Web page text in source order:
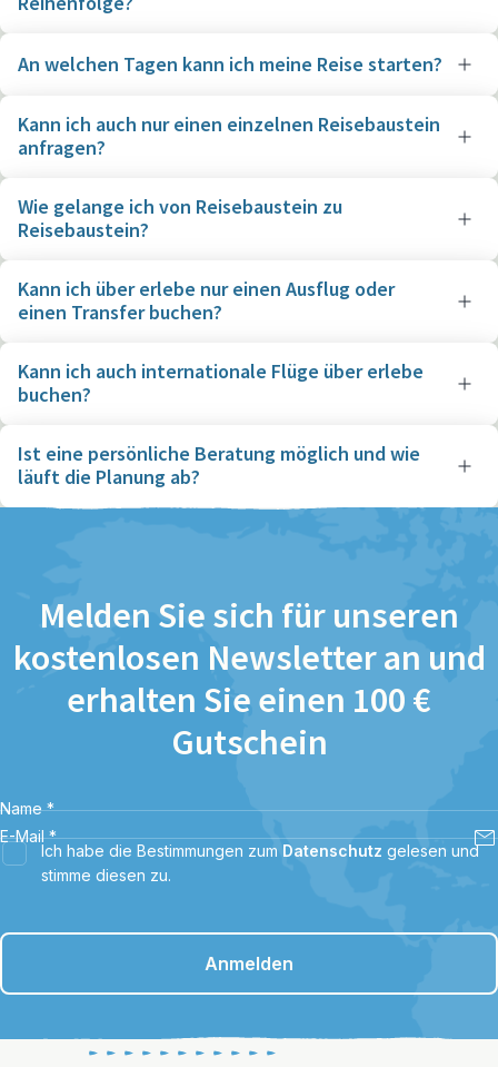
An welchen Tagen kann ich meine Reise starten?
Kann ich auch nur einen einzelnen Reisebaustein
anfragen?
Wie gelange ich von Reisebaustein zu
Reisebaustein?
Kann ich über erlebe nur einen Ausflug oder
einen Transfer buchen?
Kann ich auch internationale Flüge über erlebe
buchen?
Ist eine persönliche Beratung möglich und wie
läuft die Planung ab?
Melden Sie sich für unseren
kostenlosen Newsletter an und
erhalten Sie einen 100 €
Gutschein
Name *
E-Mail *
Ich habe die Bestimmungen zum Datenschutz gelesen und
stimme diesen zu.
Anmelden